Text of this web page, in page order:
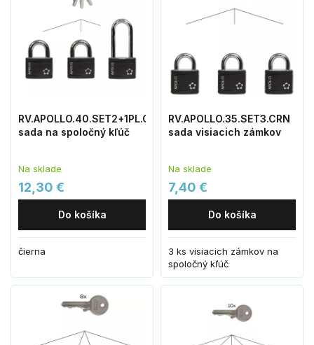
RV.APOLLO.40.SET2+1PL.CRN
sada na spoločný kľúč
Na sklade
12,30 €
Do košíka
čierna
RV.APOLLO.35.SET3.CRN
sada visiacich zámkov
Na sklade
7,40 €
Do košíka
3 ks visiacich zámkov na
spoločný kľúč